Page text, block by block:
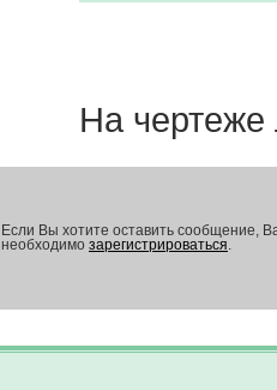
На
Если Вы хотите оставить сообщение,
необходимо зарегистрироваться.